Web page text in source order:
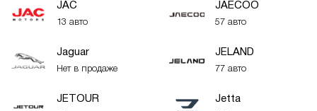
JAC
13 авто
JAECOO
57 авто
Jaguar
Нет в продаже
JELAND
77 авто
JETOUR Jetta